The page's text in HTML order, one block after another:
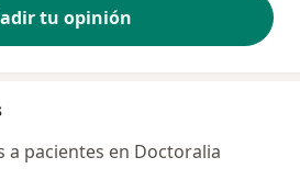
tu opinión
a pacientes en Doctoralia